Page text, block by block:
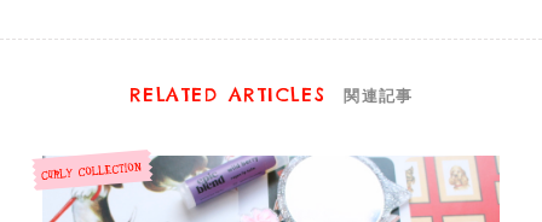
RELATED ARTICLES 関連記事